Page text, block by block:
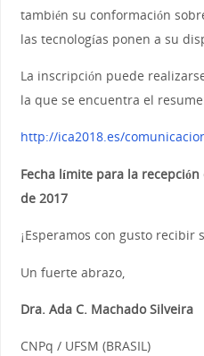
también su conformación
las tecnologías ponen a su
La inscripción puede
la que se encuentra el
http://ica2018.es/
Fecha límite para la
de 2017
¡Esperamos con gusto recibir
Un fuerte abrazo,
Dra. Ada C. Machado Silveira
CNPq / UFSM (BRASIL)